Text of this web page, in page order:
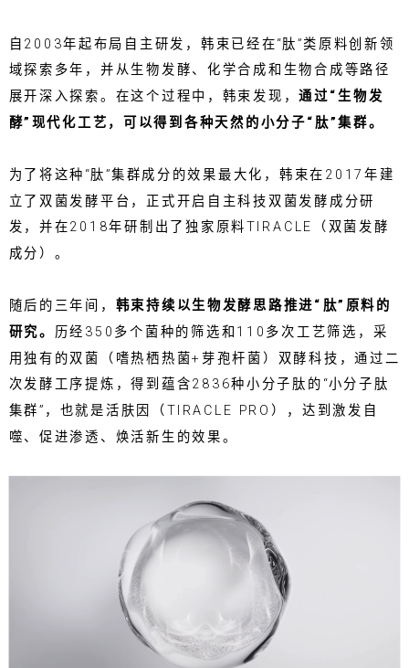
自2003年起布局自主研发，韩束已经在“肽”类原料创新领
域探索多年，并从生物发酵、化学合成和生物合成等路径
展开深入探索。在这个过程中，韩束发现，通过“生物发
酵”现代化工艺，可以得到各种天然的小分子“肽”集群。
为了将这种“肽”集群成分的效果最大化，韩束在2017年建
立了双菌发酵平台，正式开启自主科技双菌发酵成分研
发，并在2018年研制出了独家原料TIRACLE（双菌发酵
成分）。
随后的三年间， 韩束持续以生物发酵思路推进“肽”原料的
研究。 历经350多个菌种的筛选和110多次工艺筛选，采
用独有的双菌（嗜热栖热菌+芽孢杆菌）双酵科技，通过二
次发酵工序提炼，得到蕴含2836种小分子肽的“小分子肽
集群”，也就是活肤因（TIRACLE PRO），达到激发自
噬、促进渗透、焕活新生的效果。